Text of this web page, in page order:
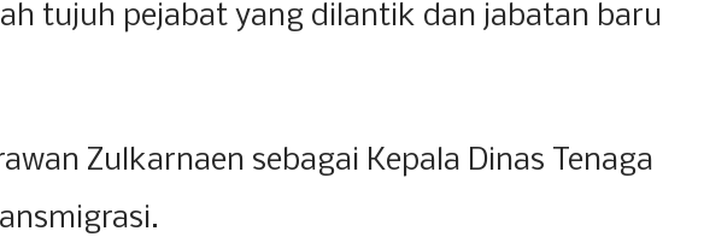
tujuh pejabat yang dilantik dan jabatan baru
Zulkarnaen sebagai Kepala Dinas Tenaga